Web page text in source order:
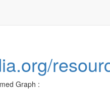
Graph :